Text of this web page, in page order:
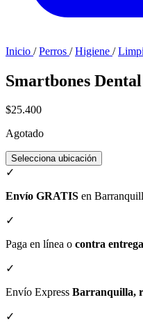
Inicio / Perros / Higiene /
Smartbones
$25.400
Agotado
Selecciona ubicación
✓
Envío GRATIS en
✓
Paga en línea o contra entrega
✓
Envío Express Barranquilla,
✓